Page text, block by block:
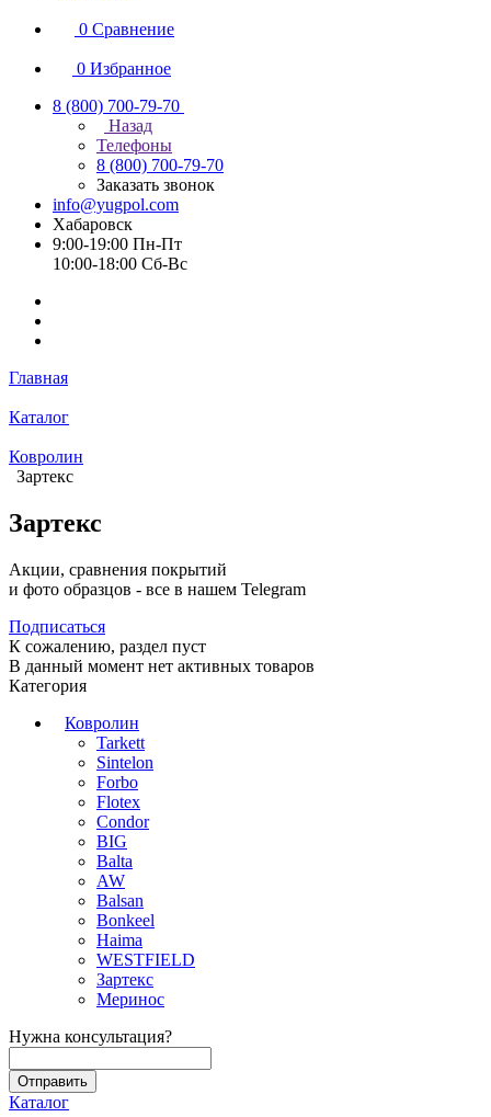
0 Сравнение
0 Избранное
8 (800) 700-79-70
Назад
Телефоны
8 (800) 700-79-70
Заказать звонок
info@yugpol.com
Хабаровск
9:00-19:00 Пн-Пт
10:00-18:00 Cб-Вс
Главная
Каталог
Ковролин
Зартекс
Зартекс
Акции, сравнения покрытий
и фото образцов - все в нашем Telegram
Подписаться
К сожалению, раздел пуст
В данный момент нет активных товаров
Категория
Ковролин
Tarkett
Sintelon
Forbo
Flotex
Condor
BIG
Balta
AW
Balsan
Bonkeel
Haima
WESTFIELD
Зартекс
Меринос
Нужна консультация?
Каталог